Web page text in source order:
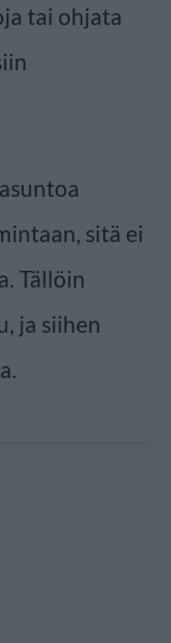
tai ohjata
sitä ei
Tällöin
ja siihen